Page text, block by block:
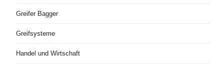
Greifer Bagger
Greifsysteme
Handel und Wirtschaft